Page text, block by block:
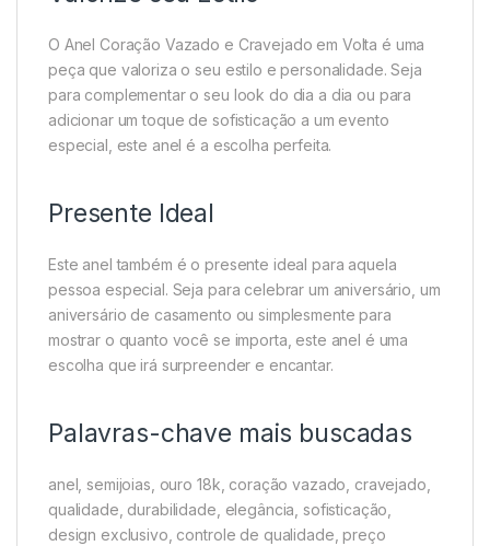
O Anel Coração Vazado e Cravejado em Volta é uma
peça que valoriza o seu estilo e personalidade. Seja
para complementar o seu look do dia a dia ou para
adicionar um toque de sofisticação a um evento
especial, este anel é a escolha perfeita.
Presente Ideal
Este anel também é o presente ideal para aquela
pessoa especial. Seja para celebrar um aniversário, um
aniversário de casamento ou simplesmente para
mostrar o quanto você se importa, este anel é uma
escolha que irá surpreender e encantar.
Palavras-chave mais buscadas
anel, semijoias, ouro 18k, coração vazado, cravejado,
qualidade, durabilidade, elegância, sofisticação,
design exclusivo, controle de qualidade, preço